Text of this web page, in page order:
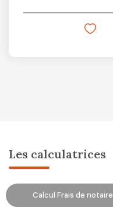
Les calculatrices
Calcul Frais de notaire